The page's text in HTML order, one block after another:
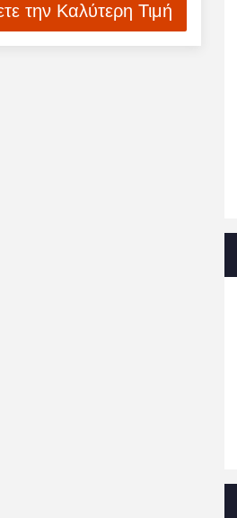
την Καλύτερη Τιμή